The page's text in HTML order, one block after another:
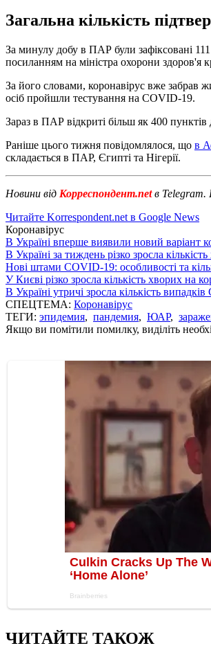
Загальна кількість
За минулу добу в ПАР були зафіксовані
посиланням на міністра охорони здоров'я
За його словами, коронавірус вже забрав
осіб пройшли тестування на COVID-19.
Зараз в ПАР відкриті більш як 400
Раніше цього тижня повідомлялося, що в
складається в ПАР, Єгипті та Нігерії.
Новини від Корреспондент.netв Telegram.
Читайте Korrespondent.net в Google News
Коронавірус
В Україні вперше виявили новий варіант
В Україні за тиждень різко зросла
Нові штами COVID-19: особливості та
У Києві різко зросла кількість хворих на
В Україні утричі зросла кількість
СПЕЦТЕМА: Коронавірус
ТЕГИ: эпидемия, пандемия, ЮАР,
Якщо ви помітили помилку, виділіть
ЧИТАЙТЕ ТАКОЖ